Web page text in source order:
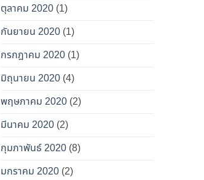
ตุลาคม 2020 (1)
กันยายน 2020 (1)
กรกฎาคม 2020 (1)
มิถุนายน 2020 (4)
พฤษภาคม 2020 (2)
มีนาคม 2020 (2)
กุมภาพันธ์ 2020 (8)
มกราคม 2020 (2)